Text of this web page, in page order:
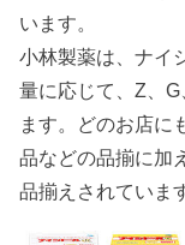
います。
小林製薬は、ナイ
量に応じて、Z、
ます。どのお店に
品などの品揃に加
品揃えされていま